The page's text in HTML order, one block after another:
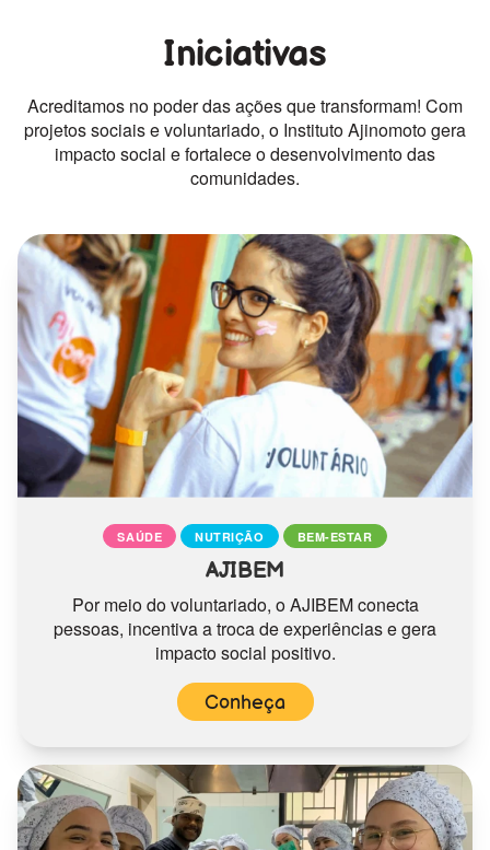
Iniciativas
Acreditamos no poder das ações que transformam! Com
projetos sociais e voluntariado, o Instituto Ajinomoto gera
impacto social e fortalece o desenvolvimento das
comunidades.
SAÚDE NUTRIÇÃO BEM-ESTAR
AJIBEM
Por meio do voluntariado, o AJIBEM conecta
pessoas, incentiva a troca de experiências e gera
impacto social positivo.
Conheça